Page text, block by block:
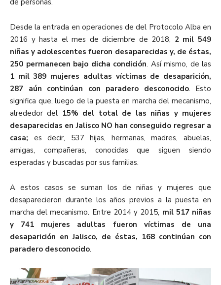
de personas.
Desde la entrada en operaciones de del Protocolo Alba en
2016 y hasta el mes de diciembre de 2018, 2 mil 549
niñas y adolescentes fueron desaparecidas y, de éstas,
250 permanecen bajo dicha condición. Así mismo, de las
1 mil 389 mujeres adultas víctimas de desaparición,
287 aún continúan con paradero desconocido. Esto
significa que, luego de la puesta en marcha del mecanismo,
alrededor del 15% del total de las niñas y mujeres
desaparecidas en Jalisco NO han conseguido regresar a
casa; es decir, 537 hijas, hermanas, madres, abuelas,
amigas, compañeras, conocidas que siguen siendo
esperadas y buscadas por sus familias.
A estos casos se suman los de niñas y mujeres que
desaparecieron durante los años previos a la puesta en
marcha del mecanismo. Entre 2014 y 2015, mil 517 niñas
y 741 mujeres adultas fueron víctimas de una
desaparición en Jalisco, de éstas, 168 continúan con
paradero desconocido.